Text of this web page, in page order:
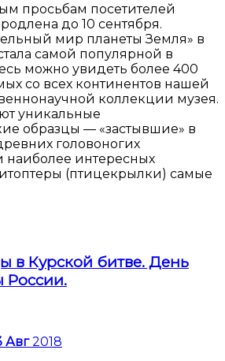
просьбам посетителей
до 10 сентября.
мир планеты Земля» в
самой популярной в
можно увидеть более 400
со всех континентов нашей
коллекции музея.
уникальные
образцы — «застывшие» в
головоногих
интересных
(птицекрылки) самые
в Курской битве. День
России.
Авг2018